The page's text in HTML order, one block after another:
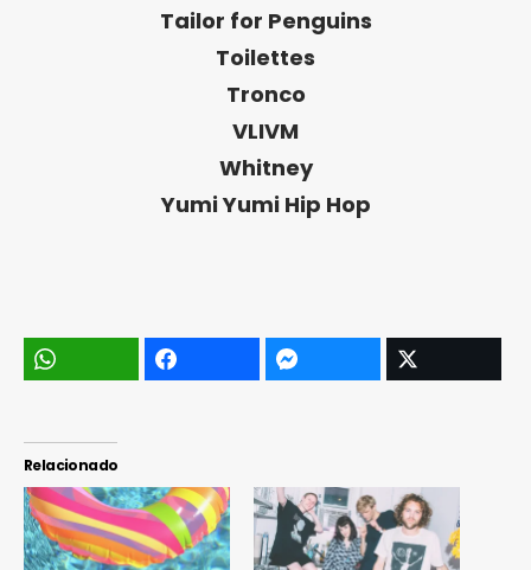
Tailor for Penguins
Toilettes
Tronco
VLIVM
Whitney
Yumi Yumi Hip Hop
Relacionado